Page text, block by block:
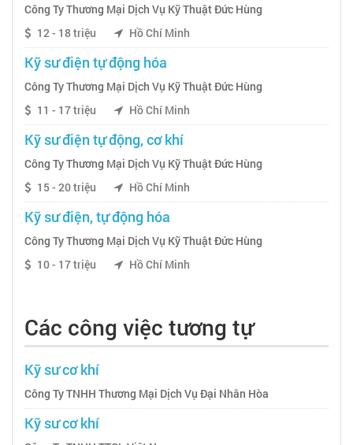
Công Ty Thương Mại Dịch Vụ Kỹ Thuật Đức Hùng
12 - 18 triệu
Hồ Chí Minh
Kỹ sư điện tự động hóa
Công Ty Thương Mại Dịch Vụ Kỹ Thuật Đức Hùng
11 - 17 triệu
Hồ Chí Minh
Kỹ sư điện tự động, cơ khí
Công Ty Thương Mại Dịch Vụ Kỹ Thuật Đức Hùng
15 - 20 triệu
Hồ Chí Minh
Kỹ sư điện, tự động hóa
Công Ty Thương Mại Dịch Vụ Kỹ Thuật Đức Hùng
10 - 17 triệu
Hồ Chí Minh
Các công việc tương tự
Kỹ sư cơ khí
Công Ty TNHH Thương Mại Dịch Vụ Đại Nhân Hòa
Kỹ sư cơ khí